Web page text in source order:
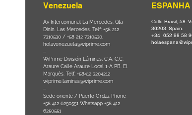
Venezuela
Av Intercomunal La Mercedes. Qta
Dinin. Las Mercedes. Telf: +58 212
7310530 / +58 212 7310530.
holavenezuela@wiprime.com
⏤
WiPrime División Láminas, C.A. C.C.
Araure Calle Araure Local 1-A PB. El
Marqués. Telf: +58412 3204212
wiprime.laminas@wiprime.com
⏤
Sede oriente / Puerto Ordaz Phone
+58 412 6250551 Whatsapp +58 412
6250551
ESPANHA
Calle Brasil, 58.
36203. Spain.
+34 652 98 58